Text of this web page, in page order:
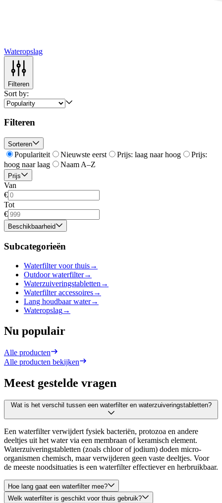
Wateropslag
Filteren
Sort by:
Filteren
Sorteren
Populariteit Nieuwste eerst Prijs: laag naar hoog
Prijs:
hoog naar laag
Naam A–Z
Prijs
Van
€
Tot
€
Beschikbaarheid
Subcategorieën
Waterfilter voor thuis→
Outdoor waterfilter→
Waterzuiveringstabletten →
Waterfilter accessoires→
Lang houdbaar water→
Wateropslag→
Nu populair
Alle producten
Alle producten bekijken
Meest gestelde vragen
Wat is het verschil tussen een waterfilter en waterzuiveringstabletten?
Een waterfilter verwijdert fysiek bacteriën, protozoa en andere
deeltjes uit het water via een membraan of keramisch element.
Waterzuiveringstabletten (zoals chloor of jodium) doden micro-
organismen chemisch, maar verwijderen geen vaste deeltjes. Voor
de meeste noodsituaties is een waterfilter effectiever en herbruikbaar.
Hoe lang gaat een waterfilter mee?
Welk waterfilter is geschikt voor thuis gebruik?